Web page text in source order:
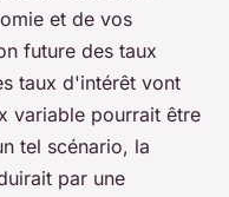
et de vos
future des taux
taux d'intérêt vont
variable pourrait être
tel scénario, la
par une